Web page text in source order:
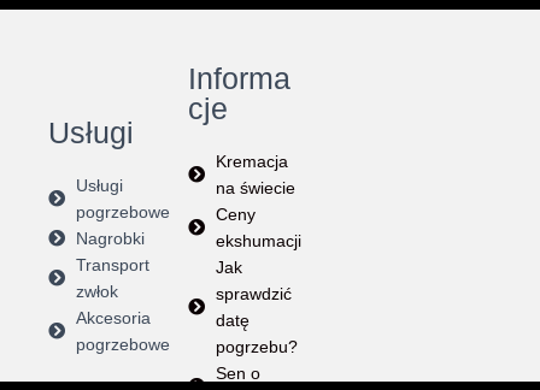
Usługi
Usługi
pogrzebowe
Nagrobki
Transport
zwłok
Akcesoria
pogrzebowe
Informa
cje
Kremacja
na świecie
Ceny
ekshumacji
Jak
sprawdzić
datę
pogrzebu?
Sen o